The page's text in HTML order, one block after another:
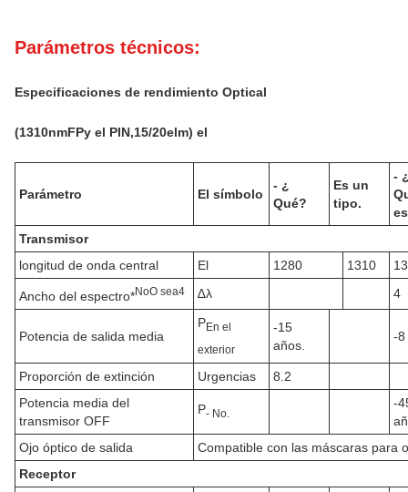
Parámetros técnicos:
Especificaciones de rendimiento Optical
(1310nmFPy el PIN,15/20elm) el
Parámetro El símbolo
- ¿
Qué?
Es un
tipo.
-
Transmisor
longitud de onda central
El 1280 1310
Ancho del espectro*NoO sea4 ∆λ 4
Potencia de salida media
PEn el
exterior
-15
años.
-8
Proporción de extinción Urgencias
8.2
Potencia media del
transmisor OFF
P- No.
-
Ojo óptico de salida
Compatible con las máscaras para
Receptor